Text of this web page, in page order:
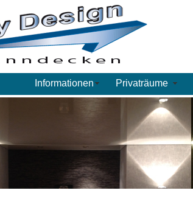
Informationen Privaträume